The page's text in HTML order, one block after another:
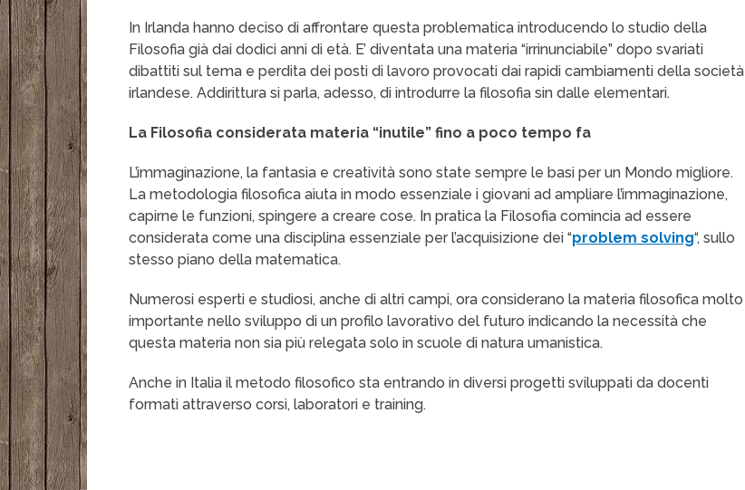
In Irlanda hanno deciso di affrontare questa problematica introducendo lo studio della
Filosofia già dai dodici anni di età. E’ diventata una materia “irrinunciabile” dopo svariati
dibattiti sul tema e perdita dei posti di lavoro provocati dai rapidi cambiamenti della società
irlandese. Addirittura si parla, adesso, di introdurre la filosofia sin dalle elementari.
La Filosofia considerata materia “inutile” fino a poco tempo fa
L’immaginazione, la fantasia e creatività sono state sempre le basi per un Mondo migliore.
La metodologia filosofica aiuta in modo essenziale i giovani ad ampliare l’immaginazione,
capirne le funzioni, spingere a creare cose. In pratica la Filosofia comincia ad essere
considerata come una disciplina essenziale per l’acquisizione dei “problem solving“, sullo
stesso piano della matematica.
Numerosi esperti e studiosi, anche di altri campi, ora considerano la materia filosofica molto
importante nello sviluppo di un profilo lavorativo del futuro indicando la necessità che
questa materia non sia più relegata solo in scuole di natura umanistica.
Anche in Italia il metodo filosofico sta entrando in diversi progetti sviluppati da docenti
formati attraverso corsi, laboratori e training.